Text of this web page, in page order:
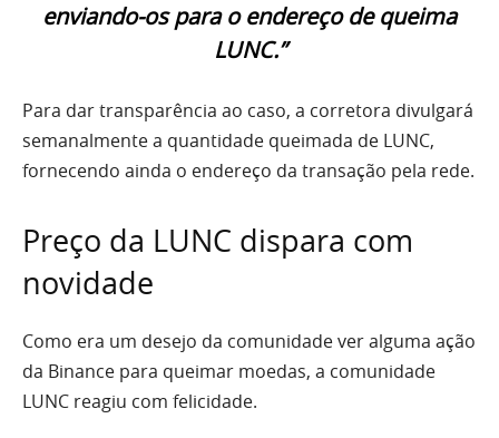
enviando-os para o endereço de queima
LUNC.”
Para dar transparência ao caso, a corretora divulgará
semanalmente a quantidade queimada de LUNC,
fornecendo ainda o endereço da transação pela rede.
Preço da LUNC dispara com
novidade
Como era um desejo da comunidade ver alguma ação
da Binance para queimar moedas, a comunidade
LUNC reagiu com felicidade.